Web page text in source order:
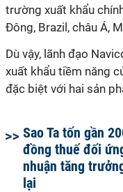
trường xuất khẩu
Đông, Brazil, châu Á,
Dù vậy, lãnh đạo
xuất khẩu tiềm năng
đặc biệt với hai sản
Sao Ta tốn gần
đồng thuế đối
nhuận tăng
lại